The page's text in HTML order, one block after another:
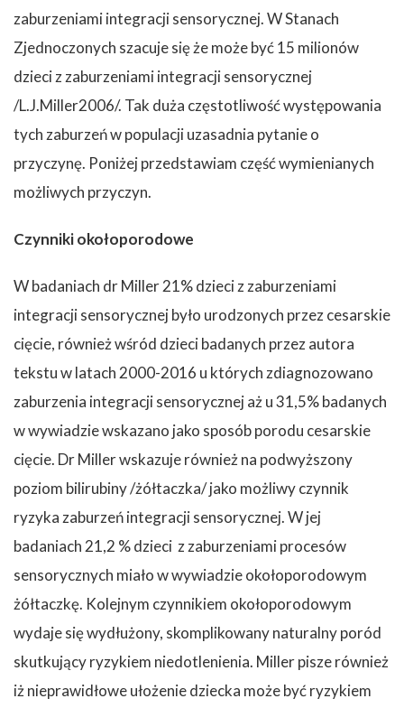
zaburzeniami integracji sensorycznej. W Stanach
Zjednoczonych szacuje się że może być 15 milionów
dzieci z zaburzeniami integracji sensorycznej
/L.J.Miller2006/. Tak duża częstotliwość występowania
tych zaburzeń w populacji uzasadnia pytanie o
przyczynę. Poniżej przedstawiam część wymienianych
możliwych przyczyn.
Czynniki okołoporodowe
W badaniach dr Miller 21% dzieci z zaburzeniami
integracji sensorycznej było urodzonych przez cesarskie
cięcie, również wśród dzieci badanych przez autora
tekstu w latach 2000-2016 u których zdiagnozowano
zaburzenia integracji sensorycznej aż u 31,5% badanych
w wywiadzie wskazano jako sposób porodu cesarskie
cięcie. Dr Miller wskazuje również na podwyższony
poziom bilirubiny /żółtaczka/ jako możliwy czynnik
ryzyka zaburzeń integracji sensorycznej. W jej
badaniach 21,2 % dzieci z zaburzeniami procesów
sensorycznych miało w wywiadzie okołoporodowym
żółtaczkę. Kolejnym czynnikiem okołoporodowym
wydaje się wydłużony, skomplikowany naturalny poród
skutkujący ryzykiem niedotlenienia. Miller pisze również
iż nieprawidłowe ułożenie dziecka może być ryzykiem